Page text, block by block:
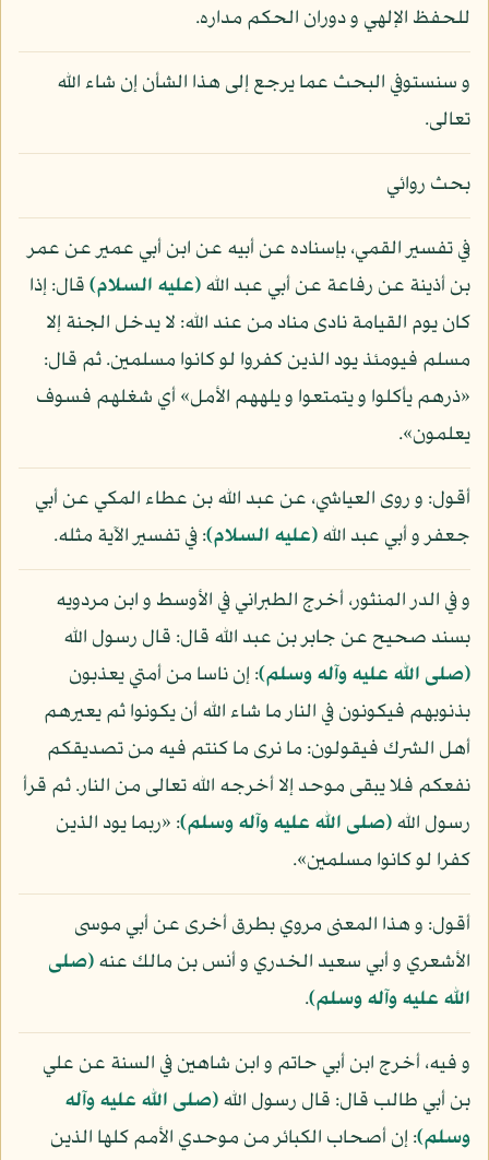
للحفظ الإلهي و دوران الحكم مداره.
و سنستوفي البحث عما يرجع إلى هذا الشأن إن شاء الله
تعالى.
بحث روائي
في تفسير القمي، بإسناده عن أبيه عن ابن أبي عمير عن عمر
بن أذينة عن رفاعة عن أبي عبد الله(عليه السلام)قال: إذا
كان يوم القيامة نادى مناد من عند الله: لا يدخل الجنة إلا
مسلم فيومئذ يود الذين كفروا لو كانوا مسلمين. ثم قال:
«ذرهم يأكلوا و يتمتعوا و يلههم الأمل» أي شغلهم فسوف
يعلمون».
أقول: و روى العياشي، عن عبد الله بن عطاء المكي عن أبي
جعفر و أبي عبد الله(عليه السلام): في تفسير الآية مثله.
و في الدر المنثور، أخرج الطبراني في الأوسط و ابن مردويه
بسند صحيح عن جابر بن عبد الله قال: قال رسول الله
(صلى الله عليه وآله وسلم): إن ناسا من أمتي يعذبون
بذنوبهم فيكونون في النار ما شاء الله أن يكونوا ثم يعيرهم
أهل الشرك فيقولون: ما نرى ما كنتم فيه من تصديقكم
نفعكم فلا يبقى موحد إلا أخرجه الله تعالى من النار. ثم قرأ
رسول الله(صلى الله عليه وآله وسلم): «ربما يود الذين
كفرا لو كانوا مسلمين».
أقول: و هذا المعنى مروي بطرق أخرى عن أبي موسى
الأشعري و أبي سعيد الخدري و أنس بن مالك عنه(صلى
الله عليه وآله وسلم).
و فيه، أخرج ابن أبي حاتم و ابن شاهين في السنة عن علي
بن أبي طالب قال: قال رسول الله(صلى الله عليه وآله
وسلم): إن أصحاب الكبائر من موحدي الأمم كلها الذين